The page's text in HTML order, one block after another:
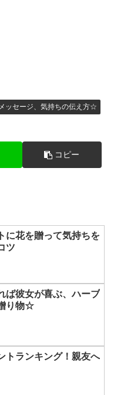
ッセージ、気持ちの伝え方☆
コピー
に花を贈って気持ちを
ツ
ば彼女が喜ぶ、ハーブ
り物☆
トランキング！親友へ